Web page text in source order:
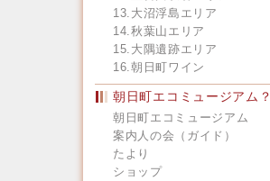
13.大沼浮島エリア
14.秋葉山エリア
15.大隅遺跡エリア
16.朝日町ワイン
朝日町エコミュージアム？
朝日町エコミュージアム
案内人の会（ガイド）
たより
ショップ